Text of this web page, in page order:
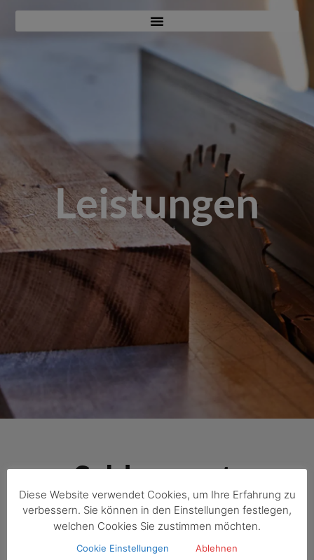
Leistungen
Schlagwort:
Wohnen
Diese Website verwendet Cookies, um Ihre Erfahrung zu
verbessern. Sie können in den Einstellungen festlegen,
welchen Cookies Sie zustimmen möchten.
Cookie Einstellungen Ablehnen